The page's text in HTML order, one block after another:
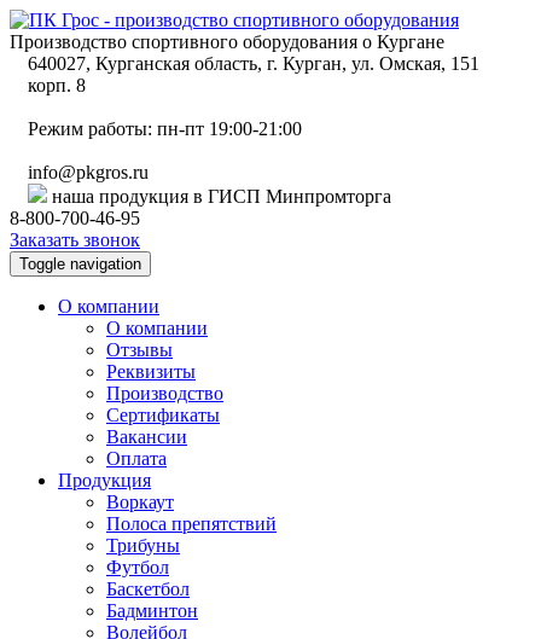
Производство спортивного оборудования о Кургане
640027, Курганская область, г. Курган, ул. Омская, 151
корп. 8
Режим работы: пн-пт 19:00-21:00
info@pkgros.ru
наша продукция в ГИСП Минпромторга
8-800-700-46-95
Заказать звонок
Toggle navigation
О компании
О компании
Отзывы
Реквизиты
Производство
Сертификаты
Вакансии
Оплата
Продукция
Воркаут
Полоса препятствий
Трибуны
Футбол
Баскетбол
Бадминтон
Волейбол